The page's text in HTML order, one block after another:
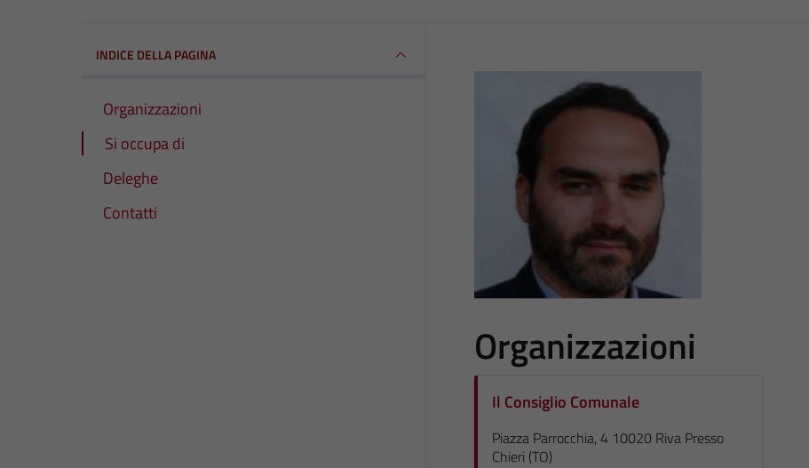
INDICE DELLA PAGINA
Organizzazioni
Si occupa di
Deleghe
Contatti
Organizzazioni
Il Consiglio Comunale
Piazza Parrocchia, 4 10020 Riva Presso
Chieri (TO)